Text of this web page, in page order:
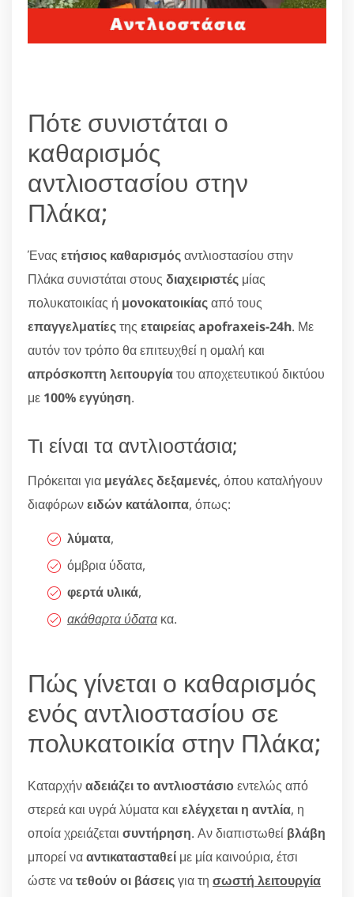
Πότε συνιστάται ο
καθαρισμός
αντλιοστασίου στην
Πλάκα;
Ένας ετήσιος καθαρισμόςαντλιοστασίου στην
Πλάκα συνιστάται στους διαχειριστές μίας
πολυκατοικίας ή μονοκατοικίαςαπό τους
επαγγελματίεςτης εταιρείας apofraxeis-24h. Με
αυτόν τον τρόπο θα επιτευχθεί η ομαλή και
απρόσκοπτη λειτουργίατου αποχετευτικού δικτύου
με 100% εγγύηση.
Τι είναι τα αντλιοστάσια;
Πρόκειται για μεγάλες δεξαμενές, όπου καταλήγουν
διαφόρωνειδών κατάλοιπα, όπως:
λύματα,
όμβρια ύδατα,
φερτά υλικά,
ακάθαρτα ύδατακα.
Πώς γίνεται ο καθαρισμός
ενός αντλιοστασίου σε
πολυκατοικία στην Πλάκα;
Καταρχήναδειάζει το αντλιοστάσιοεντελώς από
στερεά και υγρά λύματα και ελέγχεται η αντλία, η
οποία χρειάζεται συντήρηση. Αν διαπιστωθεί βλάβη
μπορεί νααντικατασταθεί με μία καινούρια, έτσι
ώστε νατεθούν οι βάσειςγια τη σωστή λειτουργία